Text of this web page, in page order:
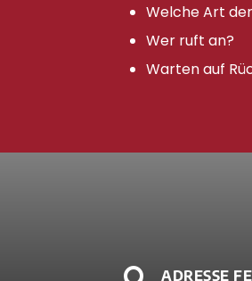
Welche Art
Wer ruft an?
Warten auf
ADRESSE